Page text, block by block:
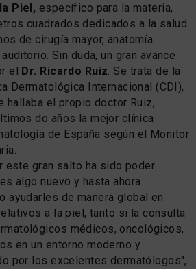
Piel, específico para la materia,
cuadrados dedicados a la salud
de cirugía mayor, anatomía
Sin duda, un gran avance
el
Dr. Ricardo Ruiz. Se trata de la
Dermatológica Internacional (CDI),
hallaba el propio doctor Ruiz,
do años la mejor clínica
de España según el Monitor
este gran salto ha sido poder
algo nuevo y hasta ahora
ayudarles de manera global en
a la piel, tanto si la consulta
médicos, oncológicos,
en un entorno moderno y
por los excelentes dermatólogos",